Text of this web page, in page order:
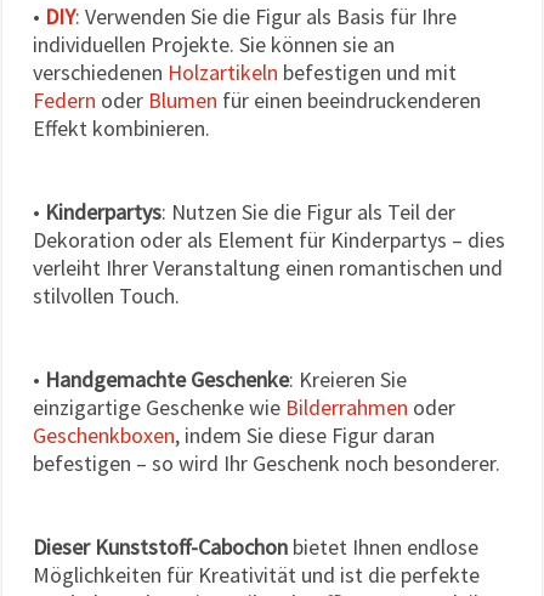
• DIY: Verwenden Sie die Figur als Basis für Ihre
individuellen Projekte. Sie können sie an
verschiedenen Holzartikeln befestigen und mit
Federn oder Blumen für einen beeindruckenderen
Effekt kombinieren.
• Kinderpartys: Nutzen Sie die Figur als Teil der
Dekoration oder als Element für Kinderpartys – dies
verleiht Ihrer Veranstaltung einen romantischen und
stilvollen Touch.
• Handgemachte Geschenke: Kreieren Sie
einzigartige Geschenke wie Bilderrahmen oder
Geschenkboxen, indem Sie diese Figur daran
befestigen – so wird Ihr Geschenk noch besonderer.
Dieser Kunststoff-Cabochon bietet Ihnen endlose
Möglichkeiten für Kreativität und ist die perfekte